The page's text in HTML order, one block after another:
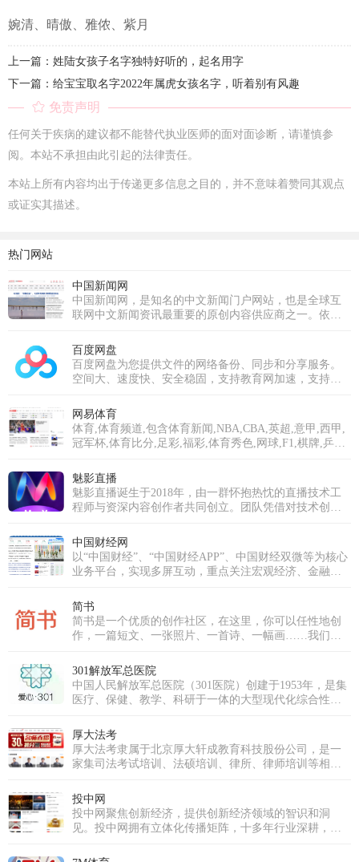
婉清、晴傲、雅侬、紫月
上一篇：姓陆女孩子名字独特好听的，起名用字
下一篇：给宝宝取名字2022年属虎女孩名字，听着别有风趣
免责声明
任何关于疾病的建议都不能替代执业医师的面对面诊断，请谨慎参
阅。本站不承担由此引起的法律责任。
本站上所有内容均出于传递更多信息之目的，并不意味着赞同其观点
或证实其描述。
热门网站
中国新闻网
中国新闻网，是知名的中文新闻门户网站，也是全球互
联网中文新闻资讯最重要的原创内容供应商之一。依托
网络媒体，快速、准确地提供文字、图片、视频等多样
化的资讯服务。在新闻报道方面，中新网动态新闻及时
准确，解释性报道角度独特，稿件被国内外网络媒体大
量转载。
百度网盘
百度网盘为您提供文件的网络备份、同步和分享服务。
空间大、速度快、安全稳固，支持教育网加速，支持手
网易体育
体育,体育频道,包含体育新闻,NBA,CBA,英超,意甲,西甲,
冠军杯,体育比分,足彩,福彩,体育秀色,网球,F1,棋牌,乒羽,
魅影直播
魅影直播诞生于2018年，由一群怀抱热忱的直播技术工
程师与资深内容创作者共同创立。团队凭借对技术创新
式，打造一个真正以用户需求为核心、强调互动与社区
归属感的优质平台。历经多年深耕与发展，魅影直播已
成功跻身国内优秀的泛娱乐直播平台行列。我们不仅拥
有超过十万级的庞大注册用户群体，更汇聚了逾万名才
等多个领域。魅影直播的使命是构建一个真正开放、包
容且充满创新活力的直播生态系统。我们致力于打破界
限，让每一个独特的个体都能在此安全、自如地表达，
并最终将热爱转化为个人价值与成长。魅影直播的愿景
是成为全球互动娱乐领域的引领者。为此，我们将持续
推动前沿技术应用，深耕魅影直播APP免费版下载安装，
体验。
中国财经网
以“中国财经”、“中国财经APP”、中国财经双微等为核心
业务平台，实现多屏互动，重点关注宏观经济、金融、
效、专业、全面的财经信息及综合类服务。
简书
简书是一个优质的创作社区，在这里，你可以任性地创
作，一篇短文、一张照片、一首诗、一幅画……我们相
301解放军总医院
中国人民解放军总医院（301医院）创建于1953年，是集
医疗、保健、教学、科研于一体的大型现代化综合性医
重要保健基地，承担军委、总部等多个体系单位、官兵
的医疗保健和各军区、军兵种转诊、后送的疑难病诊治
任务。医院同时又是解放军医学院，以研究生教育为
主，是全军唯一一所医院办学单位。
厚大法考
厚大法考隶属于北京厚大轩成教育科技股份公司，是一
家集司法考试培训、法硕培训、律所、律师培训等相关
式，各友商效仿引入免费模式，让法考行业实现对学员
的教育资源共享 。2016年，厚大股份挂牌上市。2017
年，随着多位名师的加入，以及厚大各职能部门的协
作，厚大组成了行业学院派名师阵容。厚大罗翔老师在
投中网
投中网聚焦创新经济，提供创新经济领域的智识和洞
见。投中网拥有立体化传播矩阵，十多年行业深耕，为
私募股权投资行业和新商业领域均拥有权威影响力。投